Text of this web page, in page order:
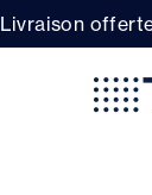
Livraison